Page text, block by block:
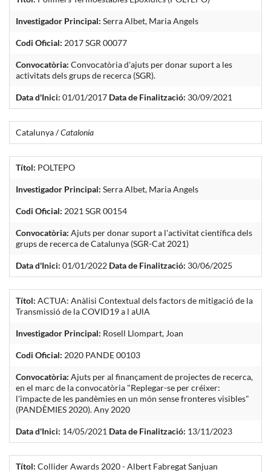
Investigador Principal: Serra Albet, Maria Angels
Codi Oficial: 2017 SGR 00077
Convocatòria: Convocatòria d'ajuts per donar suport a les
activitats dels grups de recerca (SGR).
Data d'Inici: 01/01/2017 Data de Finalització: 30/09/2021
Catalunya /Catalonia
Títol: POLTEPO
Investigador Principal: Serra Albet, Maria Angels
Codi Oficial: 2021 SGR 00154
Convocatòria: Ajuts per donar suport a l'activitat científica dels
grups de recerca de Catalunya (SGR-Cat 2021)
Data d'Inici: 01/01/2022 Data de Finalització: 30/06/2025
Títol: ACTUA: Anàlisi Contextual dels factors de mitigació de la
Transmissió de la COVID19 a l aUlA
Investigador Principal: Rosell Llompart, Joan
Codi Oficial: 2020 PANDE 00103
Convocatòria: Ajuts per al finançament de projectes de recerca,
en el marc de la convocatòria "Replegar-se per créixer:
l'impacte de les pandèmies en un món sense fronteres visibles"
(PANDÈMIES 2020). Any 2020
Data d'Inici: 14/05/2021 Data de Finalització: 13/11/2023
Títol: Collider Awards 2020 - Albert Fabregat Sanjuan